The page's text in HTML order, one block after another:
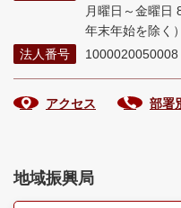
月曜日～金曜日
年末年始を除く）
法人番号
1000020050008
アクセス 部署
地域振興局